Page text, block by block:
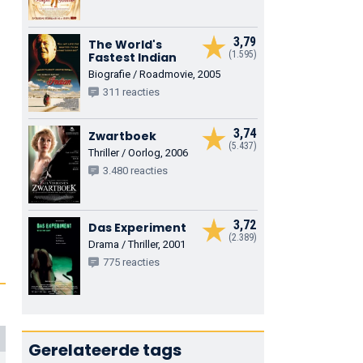
3,79
(1.595)
The World's
Fastest Indian
Biografie / Roadmovie, 2005
311 reacties
3,74
(5.437)
Zwartboek
Thriller / Oorlog, 2006
3.480 reacties
3,72
(2.389)
Das Experiment
Drama / Thriller, 2001
775 reacties
Gerelateerde tags